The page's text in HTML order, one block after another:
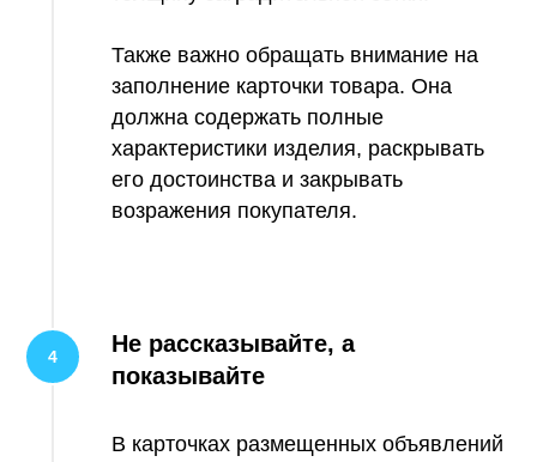
Также важно обращать внимание на
заполнение карточки товара. Она
должна содержать полные
характеристики изделия, раскрывать
его достоинства и закрывать
возражения покупателя.
Не рассказывайте, а
показывайте
В карточках размещенных объявлений